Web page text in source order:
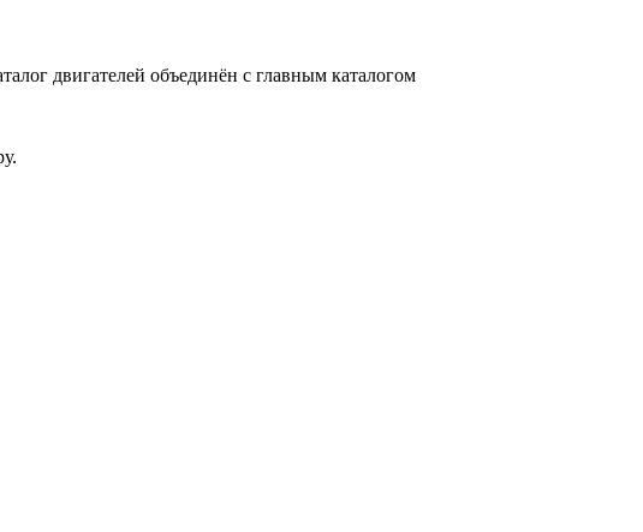
двигателей объединён с главным каталогом